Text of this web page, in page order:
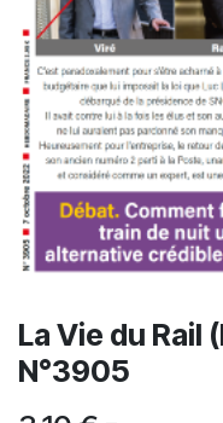
La Vie du Rail
N°3905